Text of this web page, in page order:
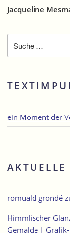
Beitrag
Jacqueline
nach:
ein Moment der
romuald grondé
Himmlischer
Gemälde |